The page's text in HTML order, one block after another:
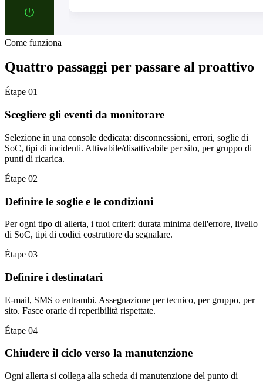
Come funziona
Quattro passaggi per passare al proattivo
Étape 01
Scegliere gli eventi da monitorare
Selezione in una console dedicata: disconnessioni, errori, soglie di
SoC, tipi di incidenti. Attivabile/disattivabile per sito, per gruppo di
punti di ricarica.
Étape 02
Definire le soglie e le condizioni
Per ogni tipo di allerta, i tuoi criteri: durata minima dell'errore, livello
di SoC, tipi di codici costruttore da segnalare.
Étape 03
Definire i destinatari
E-mail, SMS o entrambi. Assegnazione per tecnico, per gruppo, per
sito. Fasce orarie di reperibilità rispettate.
Étape 04
Chiudere il ciclo verso la manutenzione
Ogni allerta si collega alla scheda di manutenzione del punto di